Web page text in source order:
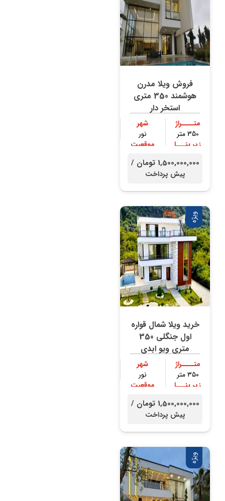
فروش ویلا مدرن
هوشمند 350 متری
استخر دار
متــــراژ
350 متر
شهر
نور
زیر بنـــا
موقعیت
1,500,000,000 تومان /
پیش پرداخت
ویژه
خرید ویلا شمال قواره
اول جنگلی 350
متری ویو ابدی
متــــراژ
۳۵۰ متر
شهر
نور
زیر بنـــا
موقعیت
1,500,000,000 تومان /
پیش پرداخت
ویژه